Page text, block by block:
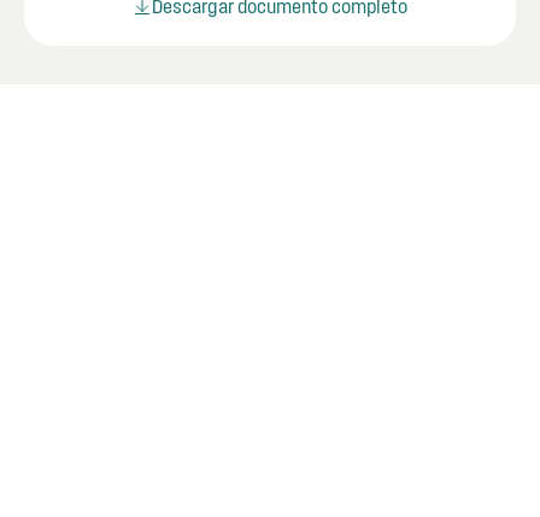
Descargar documento completo